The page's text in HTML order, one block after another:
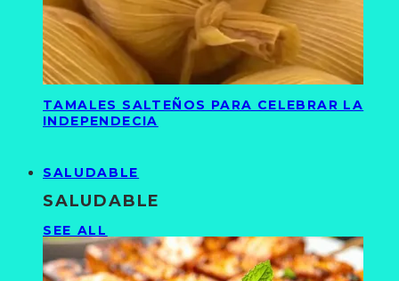
TAMALES SALTEÑOS PARA CELEBRAR LA
INDEPENDECIA
SALUDABLE
SALUDABLE
SEE ALL